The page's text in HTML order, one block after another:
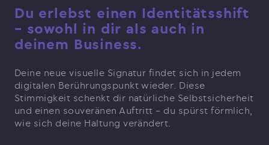
Du erlebst einen Identitätsshift
– sowohl in dir als auch in
deinem Business.
Deine neue visuelle Signatur findet sich in jedem
digitalen Berührungspunkt wieder. Diese
Stimmigkeit schenkt dir natürliche Selbstsicherheit
und einen souveränen Auftritt – du spürst förmlich,
wie sich deine Haltung verändert.